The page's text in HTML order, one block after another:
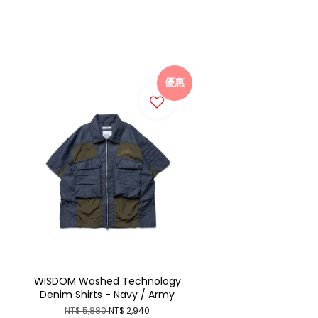
優惠
WISDOM Washed Technology
Denim Shirts - Navy / Army
NT$ 5,880NT$ 2,940